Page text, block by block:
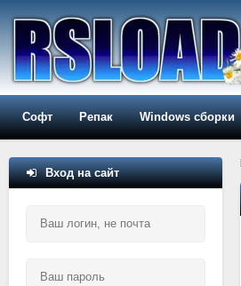
Софт Репак Windows сборки
Вход на сайт